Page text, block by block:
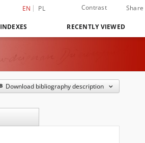
EN PL Contrast Share
INDEXES RECENTLY VIEWED
Download bibliography description